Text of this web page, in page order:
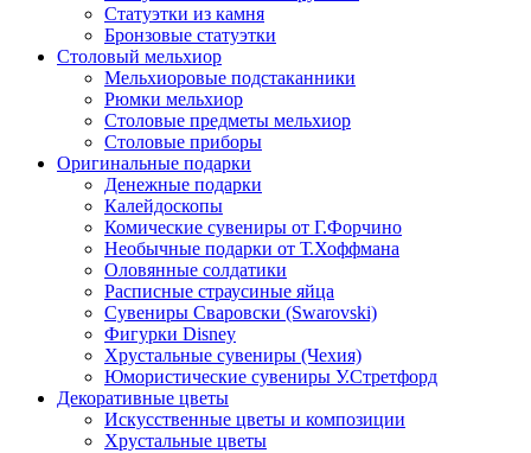
Статуэтки из камня
Бронзовые статуэтки
Столовый мельхиор
Мельхиоровые подстаканники
Рюмки мельхиор
Столовые предметы мельхиор
Столовые приборы
Оригинальные подарки
Денежные подарки
Калейдоскопы
Комические сувениры от Г.Форчино
Необычные подарки от Т.Хоффмана
Оловянные солдатики
Расписные страусиные яйца
Сувениры Сваровски (Swarovski)
Фигурки Disney
Хрустальные сувениры (Чехия)
Юмористические сувениры У.Стретфорд
Декоративные цветы
Искусственные цветы и композиции
Хрустальные цветы